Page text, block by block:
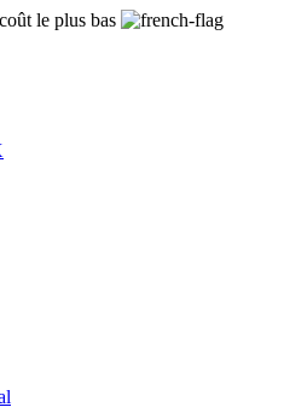
le plus bas